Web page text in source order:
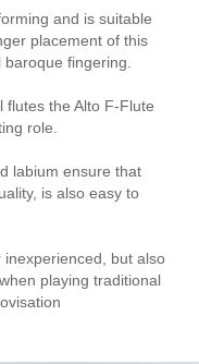
and is suitable
placement of this
fingering.
flutes the Alto F-Flute
role.
labium ensure that
is also easy to
but also
playing traditional